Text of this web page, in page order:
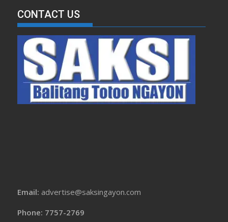
CONTACT US
Email: advertise@saksingayon.com
Phone: 7757-2769